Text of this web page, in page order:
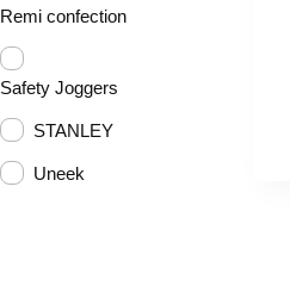
Remi confection
Safety Joggers
STANLEY
Uneek